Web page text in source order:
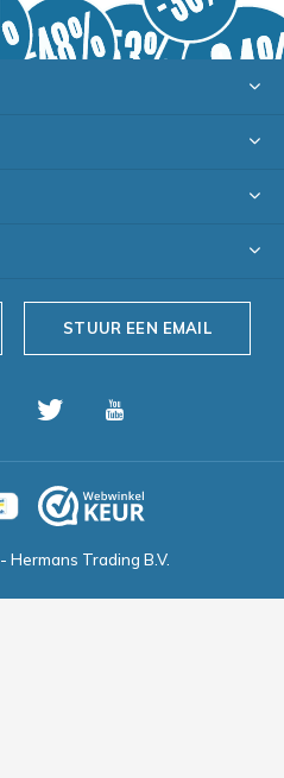
STUUR EEN EMAIL
- Hermans Trading B.V.